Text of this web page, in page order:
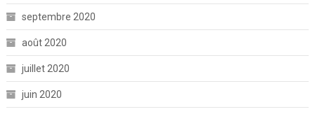
septembre 2020
août 2020
juillet 2020
juin 2020